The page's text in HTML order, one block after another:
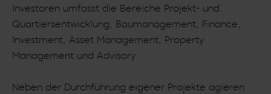
Investoren umfasst die Bereiche Projekt- und
Quartiersentwicklung, Baumanagement, Finance,
Investment, Asset Management, Property
Management und Advisory.
Neben der Durchführung eigener Projekte agieren